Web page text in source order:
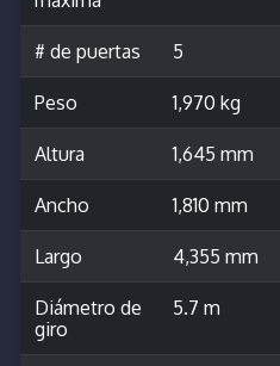
# de puertas 5
Peso 1,970 kg
Altura 1,645 mm
Ancho 1,810 mm
Largo 4,355 mm
Diámetro de
giro
5.7 m